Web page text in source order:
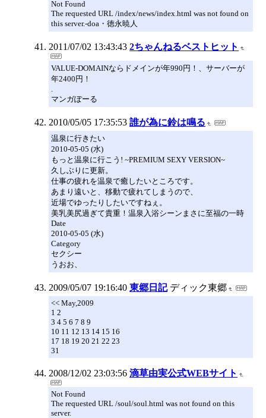
Not Found
The requested URL /index/news/index.html was not found on
this server.-doa・徳永暁人
2011/07/02 13:43:43 2ちゃんねるベストヒット
VALUE-DOMAINならドメインが年990円！、サーバーが
年2400円！
マンガぽーる
2010/05/05 17:35:53 誰が為に鈴は鳴る
温泉に行きたい
2010-05-05 (水)
もっと温泉に行こう! ~PREMIUM SEXY VERSION~
久しぶりに更新。
仕事の疲れを温泉で癒したいところです。
あまり遠いと、移動で疲れてしまうので、
近場でゆったりしたいですねぇ。
美乳美尻過ぎて貴重！温泉入浴シーンまさに至福の一時
Date
2010-05-05 (水)
Category
セクシー
うおお、
2009/05/07 19:16:40 東郷日記 ディック東郷
<< May,2009
1 2
3 4 5 6 7 8 9
10 11 12 13 14 15 16
17 18 19 20 21 22 23
31
2008/12/02 23:03:56 滴草由実公式WEBサイト
Not Found
The requested URL /soul/soul.html was not found on this
server.